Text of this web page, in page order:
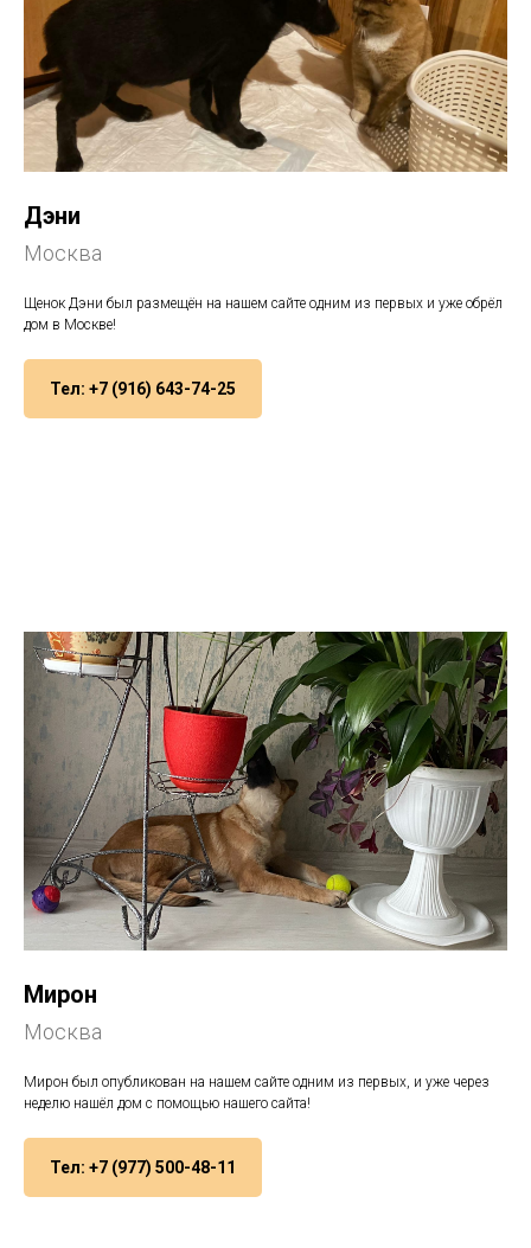
Дэни
Москва
Щенок Дэни был размещён на нашем сайте одним из первых и уже обрёл
дом в Москве!
Тел: +7 (916) 643-74-25
Мирон
Москва
Мирон был опубликован на нашем сайте одним из первых, и уже через
неделю нашёл дом с помощью нашего сайта!
Тел: +7 (977) 500-48-11